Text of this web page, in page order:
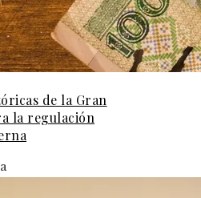
de la Gran
la regulación